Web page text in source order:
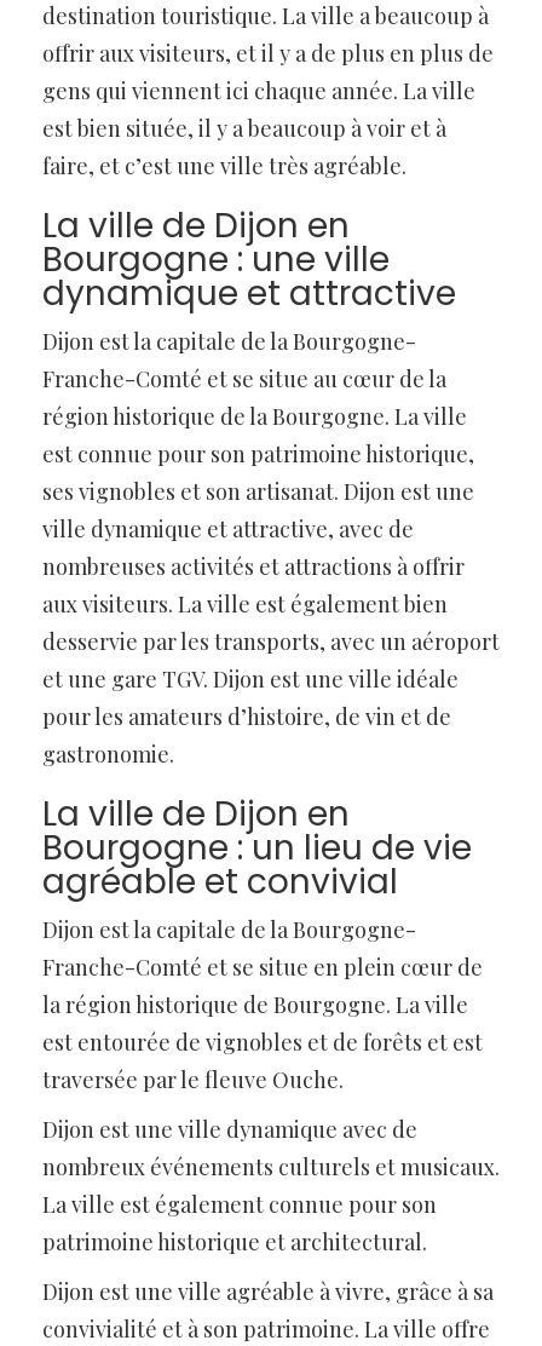
destination touristique. La ville a beaucoup à
offrir aux visiteurs, et il y a de plus en plus de
gens qui viennent ici chaque année. La ville
est bien située, il y a beaucoup à voir et à
faire, et c’est une ville très agréable.
La ville de Dijon en
Bourgogne : une ville
dynamique et attractive
Dijon est la capitale de la Bourgogne-
Franche-Comté et se situe au cœur de la
région historique de la Bourgogne. La ville
est connue pour son patrimoine historique,
ses vignobles et son artisanat. Dijon est une
ville dynamique et attractive, avec de
nombreuses activités et attractions à offrir
aux visiteurs. La ville est également bien
desservie par les transports, avec un aéroport
et une gare TGV. Dijon est une ville idéale
pour les amateurs d’histoire, de vin et de
gastronomie.
La ville de Dijon en
Bourgogne : un lieu de vie
agréable et convivial
Dijon est la capitale de la Bourgogne-
Franche-Comté et se situe en plein cœur de
la région historique de Bourgogne. La ville
est entourée de vignobles et de forêts et est
traversée par le fleuve Ouche.
Dijon est une ville dynamique avec de
nombreux événements culturels et musicaux.
La ville est également connue pour son
patrimoine historique et architectural.
Dijon est une ville agréable à vivre, grâce à sa
convivialité et à son patrimoine. La ville offre